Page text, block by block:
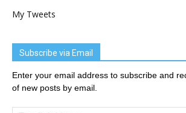
My Tweets
Subscribe via Email
Enter your email address to subscribe and
of new posts by email.